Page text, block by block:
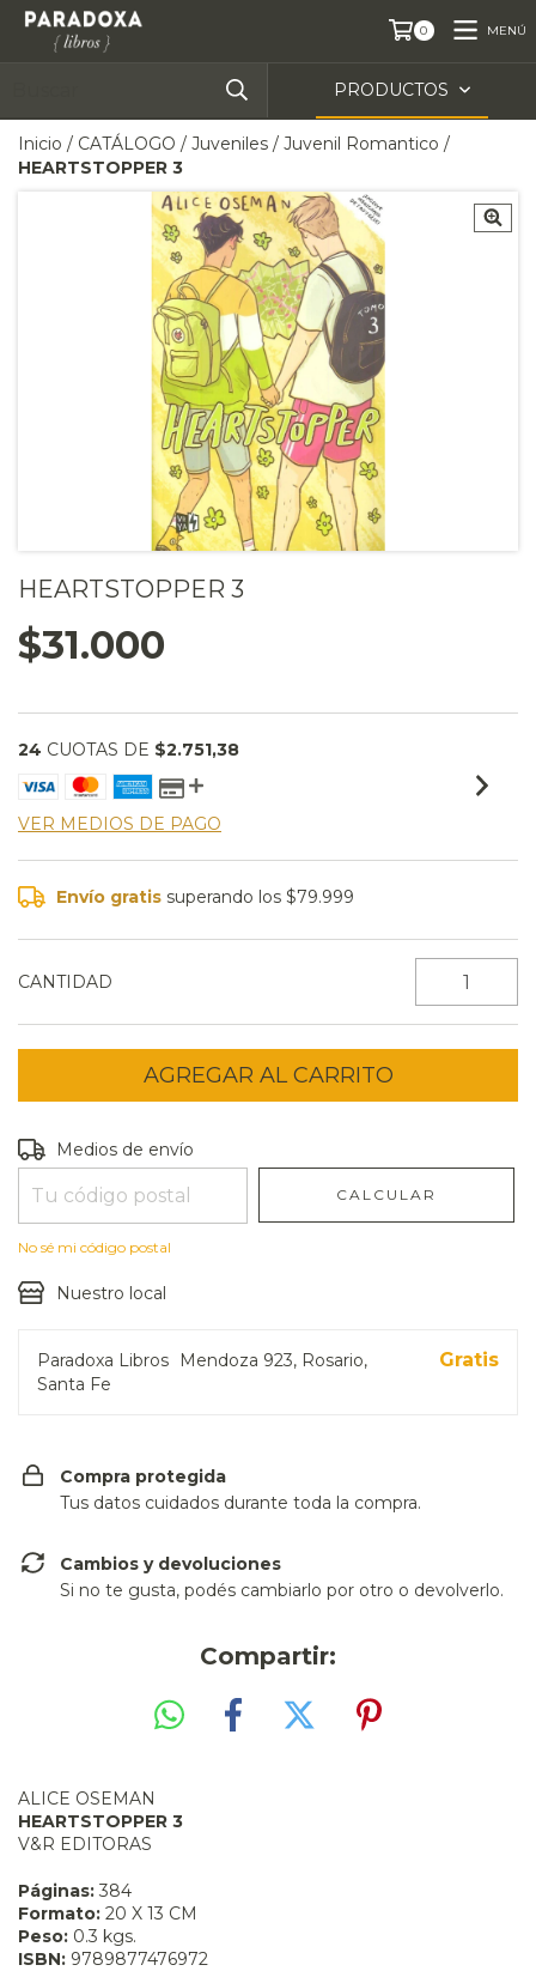
0 MENÚ
PRODUCTOS
Inicio / CATÁLOGO / Juveniles / Juvenil Romantico /
HEARTSTOPPER 3
HEARTSTOPPER 3
$31.000
24 CUOTAS DE $2.751,38
VER MEDIOS DE PAGO
Envío gratis superando los$79.999
CANTIDAD
Entregas para el CP:
Medios de envío
CALCULAR
No sé mi código postal
Nuestro local
Paradoxa Libros
Mendoza 923, Rosario,
Santa Fe
Gratis
Compra protegida
Tus datos cuidados durante toda la compra.
Cambios y devoluciones
Si no te gusta, podés cambiarlo por otro o devolverlo.
Compartir:
ALICE OSEMAN
HEARTSTOPPER 3
V&R EDITORAS
Páginas: 384
Formato: 20 X 13 CM
Peso: 0.3 kgs.
ISBN: 9789877476972